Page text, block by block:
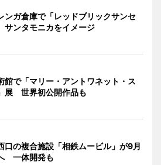
ンガ倉庫で「レッドブリックサンセ
ンタモニカをイメージ
館で「マリー・アントワネット・ス
展 世界初公開作品も
口の複合施設「相鉄ムービル」が9月
一体開発も